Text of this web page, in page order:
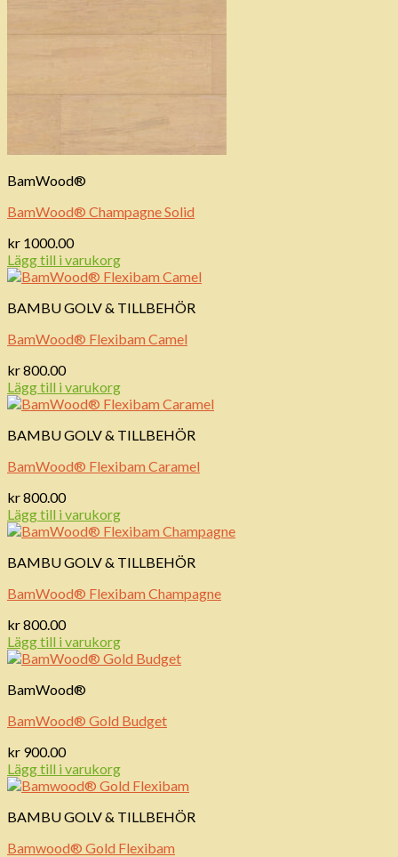
BamWood®
BamWood® Champagne Solid
kr 1000.00
Lägg till i varukorg
BAMBU GOLV & TILLBEHÖR
BamWood® Flexibam Camel
kr800.00
Lägg till i varukorg
BAMBU GOLV & TILLBEHÖR
BamWood® Flexibam Caramel
kr800.00
Lägg till i varukorg
BAMBU GOLV & TILLBEHÖR
BamWood® Flexibam Champagne
kr800.00
Lägg till i varukorg
BamWood®
BamWood® Gold Budget
kr 900.00
Lägg till i varukorg
BAMBU GOLV & TILLBEHÖR
Bamwood® Gold Flexibam